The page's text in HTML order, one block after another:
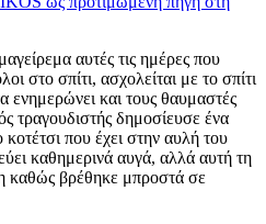
αυτές τις ημέρες που
στο σπίτι, ασχολείται με το σπίτι
ενημερώνει και τους θαυμαστές
τραγουδιστής δημοσίευσε ένα
κοτέτσι που έχει στην αυλή του
καθημερινά αυγά, αλλά αυτή τη
καθώς βρέθηκε μπροστά σε